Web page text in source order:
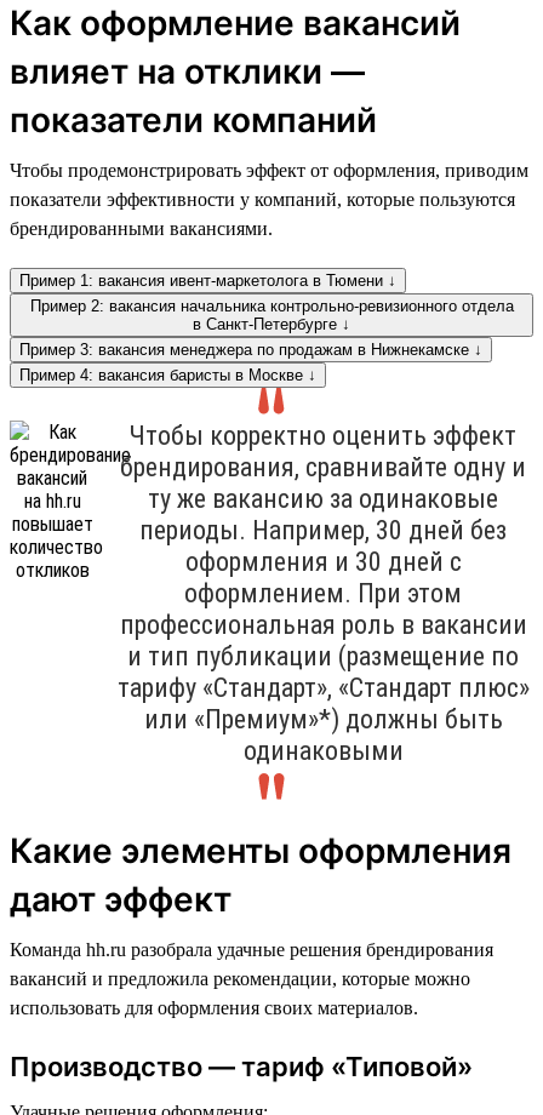
Как оформление вакансий
влияет на отклики —
показатели компаний
Чтобы продемонстрировать эффект от оформления, приводим
показатели эффективности у компаний, которые пользуются
брендированными вакансиями.
Пример 1: вакансия ивент-маркетолога в Тюмени ↓
Пример 2: вакансия начальника контрольно-ревизионного отдела
в Санкт-Петербурге ↓
Пример 3: вакансия менеджера по продажам в Нижнекамске ↓
Пример 4: вакансия баристы в Москве ↓
Чтобы корректно оценить эффект
брендирования, сравнивайте одну и
ту же вакансию за одинаковые
периоды. Например, 30 дней без
оформления и 30 дней с
оформлением. При этом
профессиональная роль в вакансии
и тип публикации (размещение по
тарифу «Стандарт», «Стандарт плюс»
или «Премиум»*) должны быть
одинаковыми
Какие элементы оформления
дают эффект
Команда hh.ru разобрала удачные решения брендирования
вакансий и предложила рекомендации, которые можно
использовать для оформления своих материалов.
Производство — тариф «Типовой»